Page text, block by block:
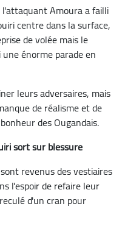
Amoura a failli
centre dans la surface,
de volée mais le
énorme parade en
leurs adversaires, mais
de réalisme et de
des Ougandais.
sort sur blessure
revenus des vestiaires
l'espoir de refaire leur
d'un cran pour